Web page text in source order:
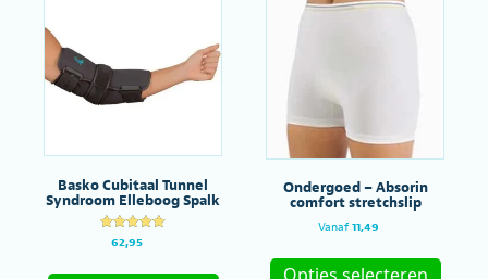
Basko Cubitaal Tunnel
Syndroom Elleboog Spalk
Gewaardeer
uit 5
62,95
Ondergoed – Absorin
comfort stretchslip
Vanaf11,49